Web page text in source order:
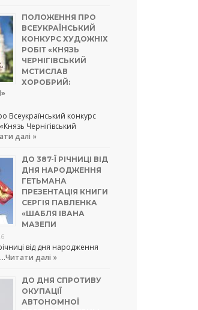
ПОЛОЖЕННЯ ПРО
ВСЕУКРАЇНСЬКИЙ
КОНКУРС ХУДОЖНІХ
РОБІТ «КНЯЗЬ
ЧЕРНІГІВСЬКИЙ
МСТИСЛАВ
ХОРОБРИЙ:
конкурс
Чернігівський
далі »
ДО 387-Ї РІЧНИЦІ ВІД
ДНЯ НАРОДЖЕННЯ
ГЕТЬМАНА
ПРЕЗЕНТАЦІЯ КНИГИ
СЕРГІЯ ПАВЛЕНКА
«ШАБЛЯ ІВАНА
МАЗЕПИ
від дня народження
Читати далі »
ДО ДНЯ СПРОТИВУ
ОКУПАЦІЇ
АВТОНОМНОЇ